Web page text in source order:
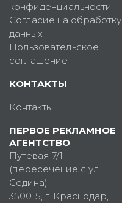
конфиденциальности
Согласие на обработку
данных
Пользовательское
соглашение
КОНТАКТЫ
Контакты
ПЕРВОЕ РЕКЛАМНОЕ
АГЕНТСТВО
Путевая 7/1
(пересечение с ул.
Седина)
350015, г. Краснодар,